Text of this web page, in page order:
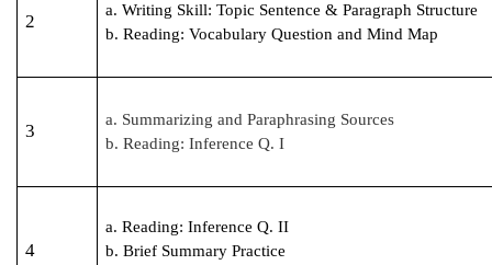
2
a. Writing Skill: Topic Sentence & Paragraph Structure
b. Reading: Vocabulary Question and Mind Map
3
a. Summarizing and Paraphrasing Sources
b. Reading: Inference Q. I
4
a. Reading: Inference Q. II
b. Brief Summary Practice